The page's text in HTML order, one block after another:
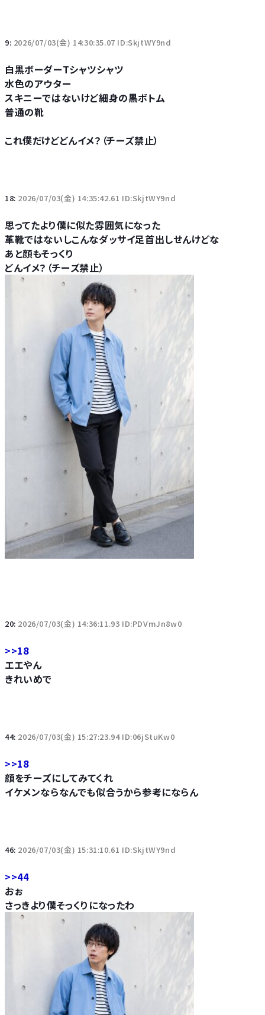
9: 2026/07/03(金) 14:30:35.07 ID:SkjtWY9nd
白黒ボーダーTシャツシャツ
水色のアウター
スキニーではないけど細身の黒ボトム
普通の靴
これ僕だけどどんイメ？（チーズ禁止）
18: 2026/07/03(金) 14:35:42.61 ID:SkjtWY9nd
思ってたより僕に似た雰囲気になった
革靴ではないしこんなダッサイ足首出しせんけどな
あと顔もそっくり
どんイメ？（チーズ禁止）
20: 2026/07/03(金) 14:36:11.93 ID:PDVmJn8w0
>>18
エエやん
きれいめで
44: 2026/07/03(金) 15:27:23.94 ID:06jStuKw0
>>18
顔をチーズにしてみてくれ
イケメンならなんでも似合うから参考にならん
46: 2026/07/03(金) 15:31:10.61 ID:SkjtWY9nd
>>44
おぉ
さっきより僕そっくりになったわ